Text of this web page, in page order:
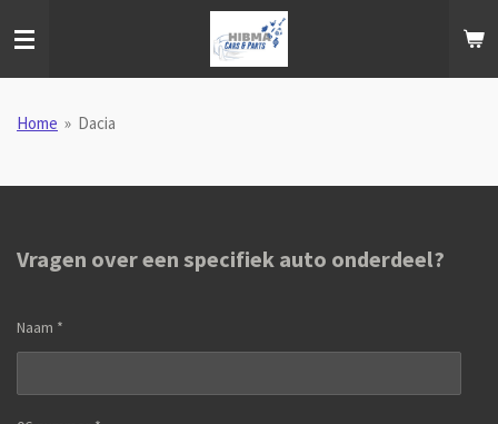
direct
hoofdinhoud
Home » Dacia
Vragen over een specifiek auto onderdeel?
Naam *